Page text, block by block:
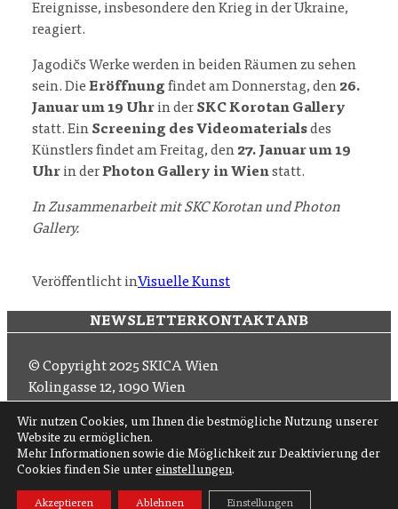
Ereignisse, insbesondere den Krieg in der Ukraine,
reagiert.
Jagodičs Werke werden in beiden Räumen zu sehen
sein. DieEröffnung findet am Donnerstag, den 26.
Januar um 19 Uhrin der SKC Korotan Gallery
statt. Ein Screening des Videomaterialsdes
Künstlers findet am Freitag, den 27. Januar um 19
Uhrin derPhoton Gallery in Wienstatt.
In Zusammenarbeit mit SKC Korotan und Photon
Gallery.
Veröffentlicht inVisuelle Kunst
Wir nutzen Cookies, um Ihnen die bestmögliche Nutzung unserer
Website zu ermöglichen.
Mehr Informationen sowie die Möglichkeit zur Deaktivierung der
Cookies finden Sie unter einstellungen.
Akzeptieren Ablehnen Einstellungen
NEWSLETTERKONTAKTANB
© Copyright 2025 SKICA Wien
Kolingasse 12, 1090 Wien
Tel+43 1 319 11 60 33
Folgen Sie uns auf
Abonnieren Sie